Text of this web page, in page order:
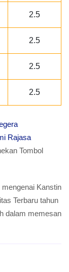
2.5
2.5
2.5
2.5
Rajasa
Tombol
Kanstin
Terbaru tahun
dalam memesan